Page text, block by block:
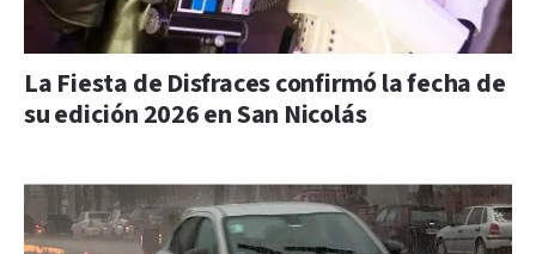
La Fiesta de Disfraces confirmó la fecha de
su edición 2026 en San Nicolás